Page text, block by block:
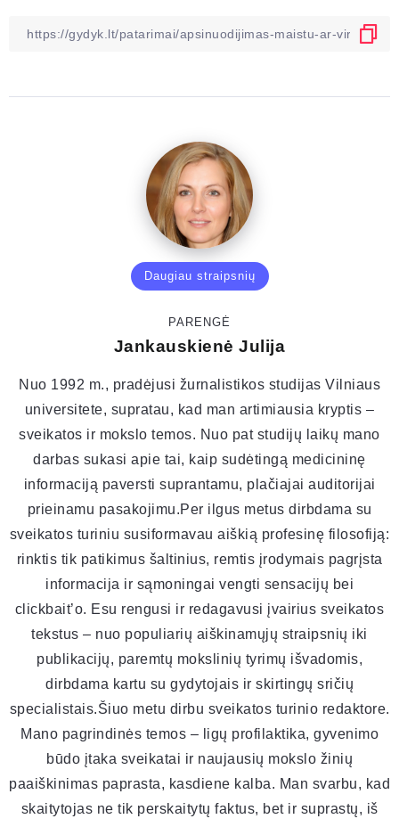
Daugiau straipsnių
PARENGĖ
Jankauskienė Julija
Nuo 1992 m., pradėjusi žurnalistikos studijas Vilniaus
universitete, supratau, kad man artimiausia kryptis –
sveikatos ir mokslo temos. Nuo pat studijų laikų mano
darbas sukasi apie tai, kaip sudėtingą medicininę
informaciją paversti suprantamu, plačiajai auditorijai
prieinamu pasakojimu.Per ilgus metus dirbdama su
sveikatos turiniu susiformavau aiškią profesinę filosofiją:
rinktis tik patikimus šaltinius, remtis įrodymais pagrįsta
informacija ir sąmoningai vengti sensacijų bei
clickbait’o. Esu rengusi ir redagavusi įvairius sveikatos
tekstus – nuo populiarių aiškinamųjų straipsnių iki
publikacijų, paremtų mokslinių tyrimų išvadomis,
dirbdama kartu su gydytojais ir skirtingų sričių
specialistais.Šiuo metu dirbu sveikatos turinio redaktore.
Mano pagrindinės temos – ligų profilaktika, gyvenimo
būdo įtaka sveikatai ir naujausių mokslo žinių
paaiškinimas paprasta, kasdiene kalba. Man svarbu, kad
skaitytojas ne tik perskaitytų faktus, bet ir suprastų, iš